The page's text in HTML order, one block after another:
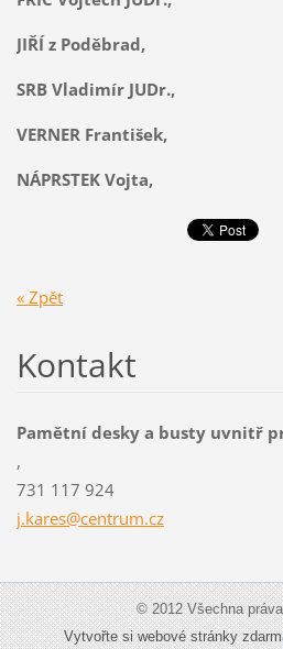
JIŘÍ z Poděbrad,
SRB Vladimír JUDr.,
VERNER František,
NÁPRSTEK Vojta,
« Zpět
Kontakt
Pamětní desky a busty uvnitř
,
731 117 924
j.kares@centrum.cz
© 2012 Všechna
Vytvořte si webové stránky